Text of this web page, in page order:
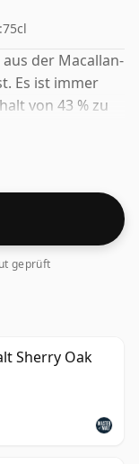
75cl
der Macallan-
Es ist immer
von 43 % zu
von 75 cl
geprüft
Sherry Oak